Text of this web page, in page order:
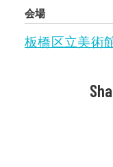
会場
板橋区立美術